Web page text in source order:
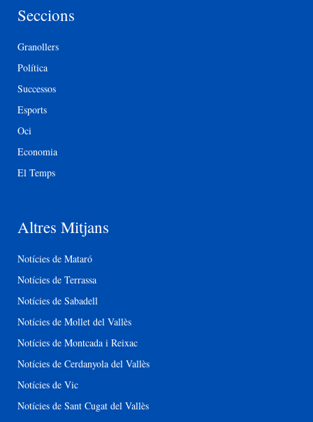
Seccions
Granollers
Política
Successos
Esports
Oci
Economia
El Temps
Altres Mitjans
Notícies de Mataró
Notícies de Terrassa
Notícies de Sabadell
Notícies de Mollet del Vallès
Notícies de Montcada i Reixac
Notícies de Cerdanyola del Vallès
Notícies de Vic
Notícies de Sant Cugat del Vallès